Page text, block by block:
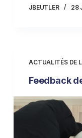
JBEUTLER 28
ACTUALITÉS DE
Feedback